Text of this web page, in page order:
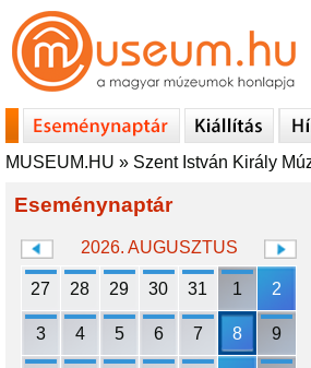
MUSEUM.HU » Szent István Király
Eseménynaptár
2026. AUGUSZTUS
27 28 29 30 31 1 2
3 4 5 6 7 8 9